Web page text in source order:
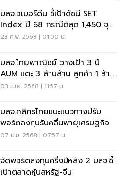
บลจ.อเบอร์ดีน ชี้เป้าดัชนี SET
Index ปี 68 กรณีดีสุด 1,450 จุด
EPS โต 5-8%
23 ก.พ. 2568 | 01:00 น.
บลจ.ไทยพาณิชย์ วางเป้า 3 ปี
AUM แตะ 3 ล้านล้าน ลูกค้า 1 ล้าน
คน
03 เม.ย. 2568 | 11:57 น.
บลจ.กสิกรไทยแนะแนวทางปรับ
พอร์ตลงทุนรับคลื่นพายุเศรษฐกิจ
07 มิ.ย. 2568 | 07:57 น.
จัดพอร์ตลงทุนครึ่งปีหลัง 2 บลจ.ชี้
เป้าตลาดหุ้นสหรัฐ-จีน